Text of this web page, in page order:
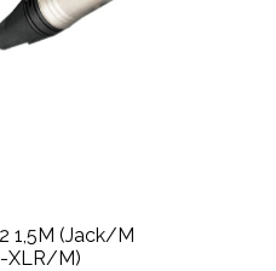
1,5M (Jack/M
XLR/M)